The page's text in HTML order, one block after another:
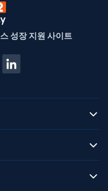
성장 지원 사이트